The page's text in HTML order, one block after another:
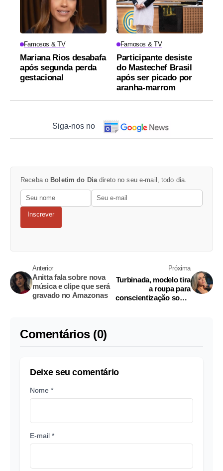
Famosos & TV
Mariana Rios desabafa
após segunda perda
gestacional
Famosos & TV
Participante desiste
do Mastechef Brasil
após ser picado por
aranha-marrom
Siga-nos no
Receba o Boletim do Diadireto no seu e-mail, todo dia.
Inscrever
Anterior
Anitta fala sobre nova
música e clipe que será
gravado no Amazonas
Próxima
Turbinada, modelo tira
a roupa para
conscientização sobre
Comentários (0)
Deixe seu comentário
Nome *
E-mail *